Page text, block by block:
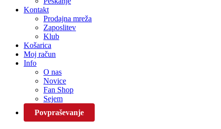
Kontakt
Prodajna mreža
Zaposlitev
Klub
Košarica
Moj račun
Info
O nas
Novice
Fan Shop
Sejem
Povpraševanje